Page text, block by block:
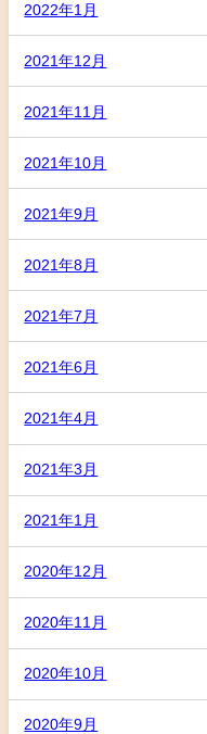
2022年1月
2021年12月
2021年11月
2021年10月
2021年9月
2021年8月
2021年7月
2021年6月
2021年4月
2021年3月
2021年1月
2020年12月
2020年11月
2020年10月
2020年9月